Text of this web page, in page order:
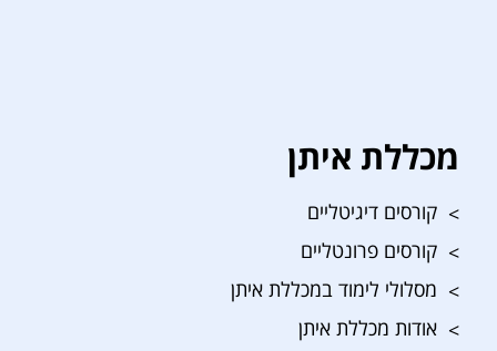
מכללת איתן
קורסים דיגיטליים
קורסים פרונטליים
מסלולי לימוד במכללת איתן
אודות מכללת איתן